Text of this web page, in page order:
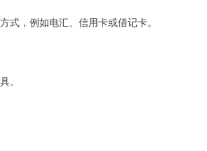
，例如电汇、信用卡或借记卡。
。